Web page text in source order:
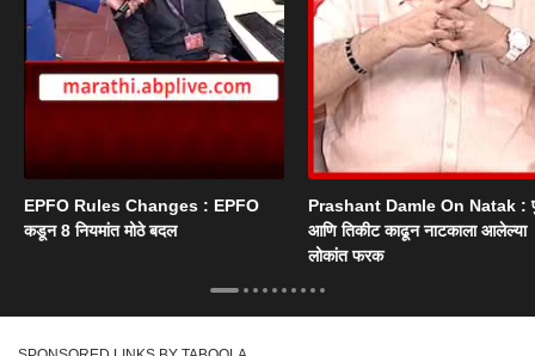
EPFO Rules Changes : EPFO
कडून 8 नियमांत मोठे बदल
Prashant Damle On Natak :
आणि तिकीट काढून नाटकाला आलेल्या
लोकांत फरक